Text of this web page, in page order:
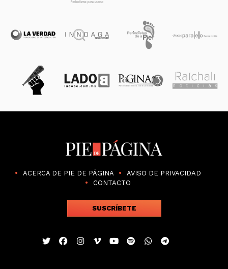
ACERCA DE PIE DE PÁGINA
AVISO DE PRIVACIDAD
CONTACTO
SUSCRÍBETE